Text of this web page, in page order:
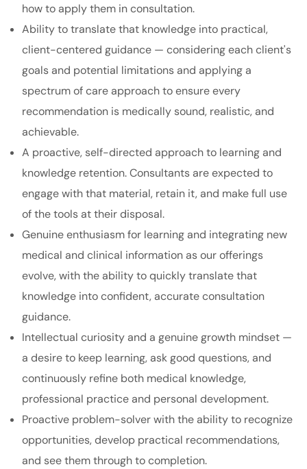
how to apply them in consultation.
Ability to translate that knowledge into practical,
client-centered guidance — considering each client's
goals and potential limitations and applying a
spectrum of care approach to ensure every
recommendation is medically sound, realistic, and
achievable.
A proactive, self-directed approach to learning and
knowledge retention. Consultants are expected to
engage with that material, retain it, and make full use
of the tools at their disposal.
Genuine enthusiasm for learning and integrating new
medical and clinical information as our offerings
evolve, with the ability to quickly translate that
knowledge into confident, accurate consultation
guidance.
Intellectual curiosity and a genuine growth mindset —
a desire to keep learning, ask good questions, and
continuously refine both medical knowledge,
professional practice and personal development.
Proactive problem-solver with the ability to recognize
opportunities, develop practical recommendations,
and see them through to completion.